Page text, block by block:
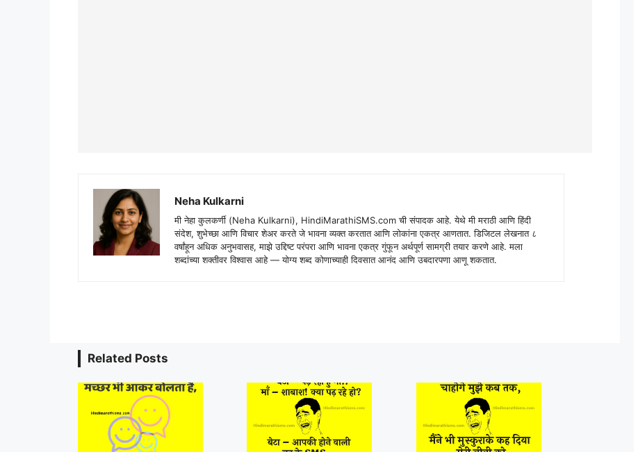
Neha Kulkarni
मी नेहा कुलकर्णी (Neha Kulkarni), HindiMarathiSMS.com ची संपादक आहे. येथे मी मराठी आणि हिंदी
संदेश, शुभेच्छा आणि विचार शेअर करते जे भावना व्यक्त करतात आणि लोकांना एकत्र आणतात. डिजिटल लेखनात ८
वर्षांहून अधिक अनुभवासह, माझे उद्दिष्ट परंपरा आणि भावना एकत्र गुंफून अर्थपूर्ण सामग्री तयार करणे आहे. मला
शब्दांच्या शक्तीवर विश्वास आहे — योग्य शब्द कोणाच्याही दिवसात आनंद आणि उबदारपणा आणू शकतात.
Related Posts